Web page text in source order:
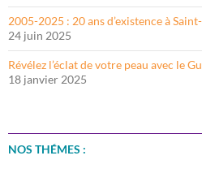
2005-2025 : 20 ans d’existence à
24 juin 2025
Révélez l’éclat de votre peau avec le
18 janvier 2025
NOS THÉMES :